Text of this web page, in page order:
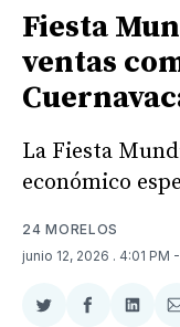
Fiesta
ventas
La Fiesta
económico
24 MORELOS
junio 12, 2026 . 4:01 PM
CompartirCompartir